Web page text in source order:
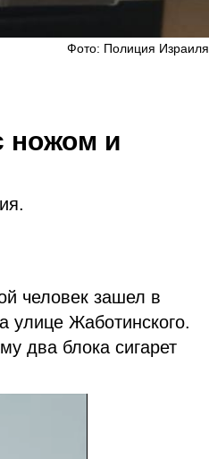
Фото: Полиция Израиля
ножом и
человек зашел в
улице Жаботинского.
два блока сигарет